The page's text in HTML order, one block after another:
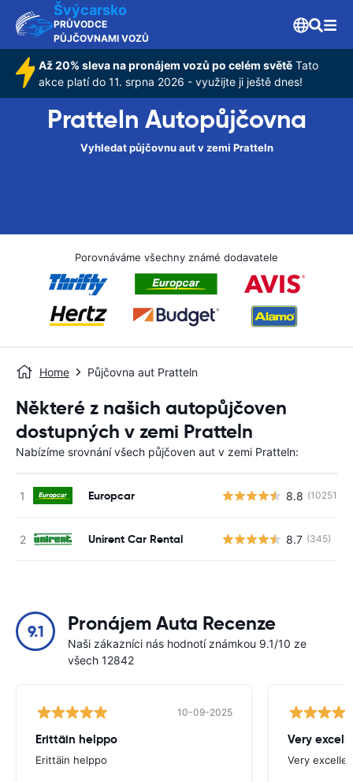
Švýcarsko
PRŮVODCE
PŮJČOVNAMI VOZŮ
Až 20% sleva na pronájem vozů po celém světě Tato
akce platí do 11. srpna 2026 - využijte ji ještě dnes!
Pratteln Autopůjčovna
Vyhledat půjčovnu aut v zemi Pratteln
Porovnáváme všechny známé dodavatele
Home Půjčovna aut Pratteln
Některé z našich autopůjčoven
dostupných v zemi Pratteln
Nabízíme srovnání všech půjčoven aut v zemi Pratteln:
Europcar 8.8 (10251)
Unirent Car Rental 8.7 (345)
9.1 Pronájem Auta Recenze
Naši zákazníci nás hodnotí známkou 9.1/10 ze
všech 12842
10-09-2025
Erittäin helppo
Erittäin helppo
Very
Very